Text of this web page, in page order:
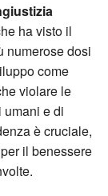
ha visto il
numerose dosi
come
violare le
umani e di
è cruciale,
il benessere